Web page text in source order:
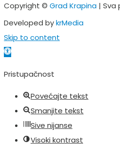
Copyright © Grad Krapina | Sva
Developed bykrMedia
Skip to content
Open toolbar
Pristupačnost
Povećajte tekst
Smanjite tekst
Sive nijanse
Visoki kontrast